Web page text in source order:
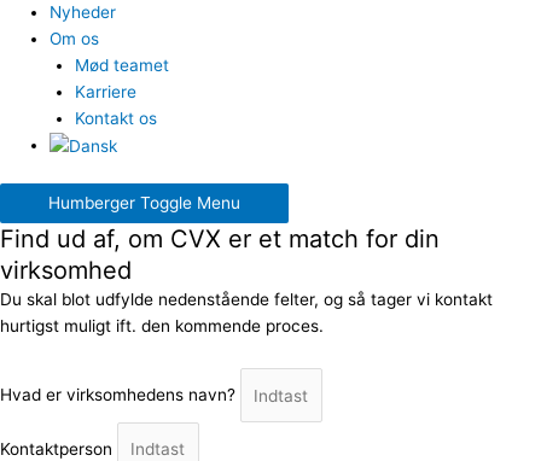
Nyheder
Om os
Mød teamet
Karriere
Kontakt os
Humberger Toggle Menu
Find ud af, om CVX er et match for din
virksomhed
Du skal blot udfylde nedenstående felter, og så tager vi kontakt
hurtigst muligt ift. den kommende proces.
Hvad er virksomhedens navn?
Kontaktperson